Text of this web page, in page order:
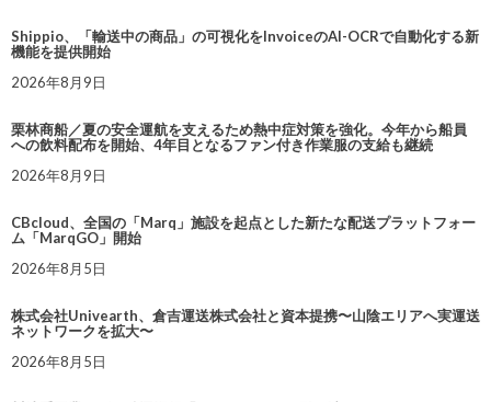
Shippio、「輸送中の商品」の可視化をInvoiceのAI-OCRで自動化する新
機能を提供開始
2026年8月9日
栗林商船／夏の安全運航を支えるため熱中症対策を強化。今年から船員
への飲料配布を開始、4年目となるファン付き作業服の支給も継続
2026年8月9日
CBcloud、全国の「Marq」施設を起点とした新たな配送プラットフォー
ム「MarqGO」開始
2026年8月5日
株式会社Univearth、倉吉運送株式会社と資本提携〜山陰エリアへ実運送
ネットワークを拡大〜
2026年8月5日